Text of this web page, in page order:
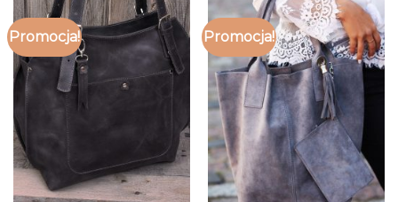
Promocja! Promocja!